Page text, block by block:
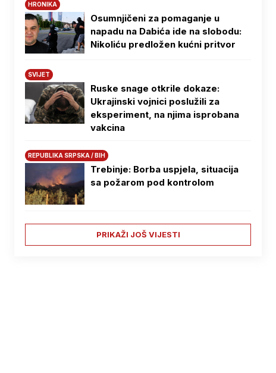
HRONIKA
Osumnjičeni za pomaganje u
napadu na Dabića ide na slobodu:
Nikoliću predložen kućni pritvor
SVIJET
Ruske snage otkrile dokaze:
Ukrajinski vojnici poslužili za
eksperiment, na njima isprobana
vakcina
REPUBLIKA SRPSKA / BIH
Trebinje: Borba uspjela, situacija
sa požarom pod kontrolom
PRIKAŽI JOŠ VIJESTI